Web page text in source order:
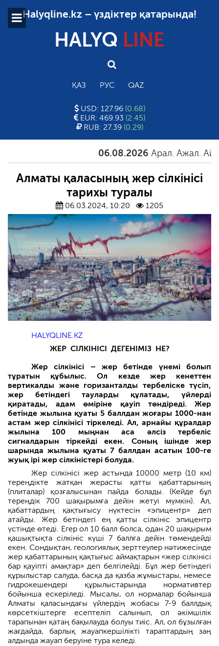
Halyqline.kz – үздіктер қатарында!
HALYQ LINE
ҚАЗ РУС QAZ
USD: 127.96 (0.68)
EUR: 469.93 (2.45)
RUB: 27.39 (0.29)
06.08.2026 Арал. Ажал. Айғақ
Алматы қаласының жер сілкінісі
тарихы туралы
06.03.2024, 10:20 1205
HALYQLINE.KZ
ЖЕР СІЛКІНІСІ ДЕГЕНІМІЗ НЕ?
Жер сілкінісі – жер бетінде үнемі болып
тұратын құбылыс. Ол кезде жер кенеттен
вертикалды және горизанталды тербеліске түсіп,
жер бетіндегі тауларды құлатады, үйлерді
қиратады, адам өміріне қауіп төндіреді. Жер
бетінде жылына қуаты 5 баллдан жоғары 1000-нан
астам жер сілкінісі тіркеледі. Ал, арнайы құралдар
жылына 100 мыңнан аса әлсіз тербеліс
сигналдарын тіркейді екен. Соның ішінде жер
шарында жылына қуаты 7 баллдан асатын 100-ге
жуық ірі жер сілкіністері болуда.
Жер сілкінісі жер астында 10000 метр (10 км)
тереңдікте жатқан жерасты қатты қабаттарының
(плиталар) қозғалысынан пайда болады. (Кейде бұл
тереңдік 700 шақырымға дейін жетуі мүмкін). Ал,
қабаттардың қақтығысу нүктесін «эпицентр» деп
атайды. Жер бетіндегі ең қатты сілкініс эпицентр
үстінде өтеді. Егер ол 10 балл болса, одан 20 шақырым
қашықтықта сілкініс күші 7 баллға дейін төмендейді
екен. Сондықтан, геологиялық зерттеулер нәтижесінде
жер қабаттарының қақтығыс аймақтарын «жер сілкінісі
бар қауіпті амақтар» деп белгілейді. Бұл жер бетіндегі
құрылыстар салуда, басқа да қазба жұмыстары, немесе
гидрокешендері құрылыстарында нормативтер
бойынша ескеріледі. Мысалы, ол нормалар бойынша
Алматы қаласындағы үйлердің жобасы 7-9 баллдық
көрсеткіштерге есептеліп салынып, ол әкімшілік
тарапынан қатаң бақылауда болуы тиіс. Ал, ол бұзылған
жағдайда, барлық жауапкершілікті тараптардың заң
алдында жауап беруіне тура келеді.